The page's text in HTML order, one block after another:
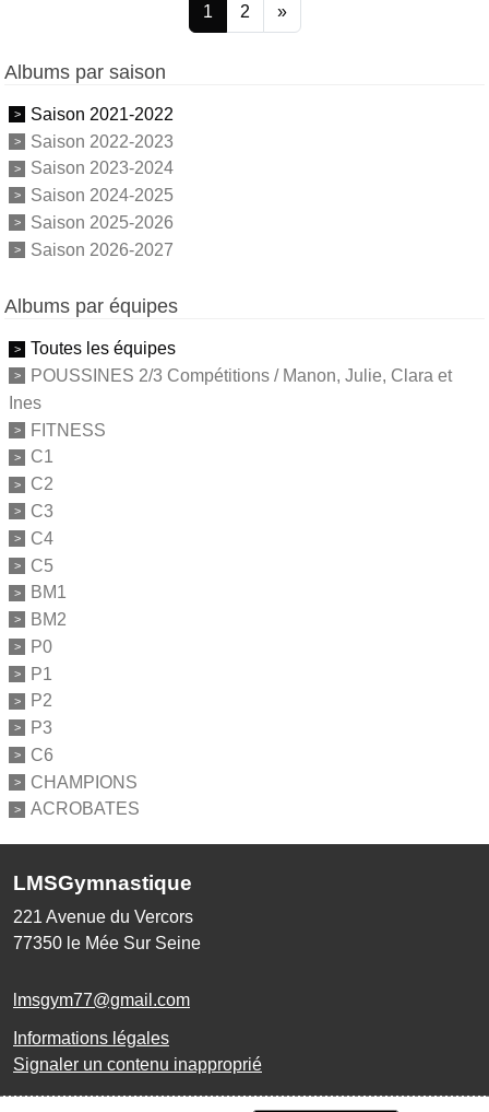
1 2 »
Albums par saison
Saison 2021-2022
Saison 2022-2023
Saison 2023-2024
Saison 2024-2025
Saison 2025-2026
Saison 2026-2027
Albums par équipes
Toutes les équipes
POUSSINES 2/3 Compétitions / Manon, Julie, Clara et
Ines
FITNESS
C1
C2
C3
C4
C5
BM1
BM2
P0
P1
P2
P3
C6
CHAMPIONS
ACROBATES
LMSGymnastique
221 Avenue du Vercors
77350 le Mée Sur Seine
lmsgym77@gmail.com
Informations légales
Signaler un contenu inapproprié